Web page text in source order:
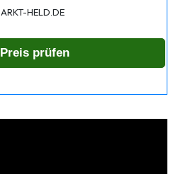
HELD.DE
prüfen